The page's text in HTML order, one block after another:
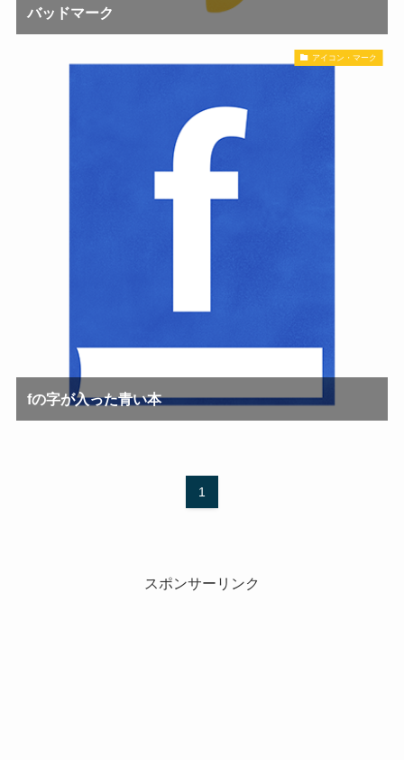
バッドマーク
アイコン・マーク
fの字が入った青い本
1
スポンサーリンク